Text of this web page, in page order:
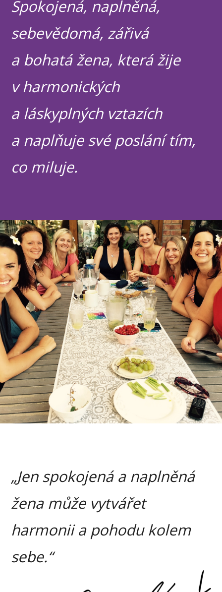
Spokojená, naplněná,
sebevědomá, zářivá
a bohatá žena, která žije
v harmonických
a láskyplných vztazích
a naplňuje své poslání tím,
co miluje.
„Jen spokojená a naplněná
žena může vytvářet
harmonii a pohodu kolem
sebe.“